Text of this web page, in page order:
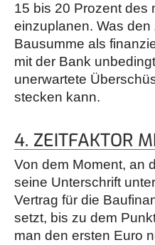
15 bis 20 Prozent des
einzuplanen. Was
Bausumme als
mit der Bank
unerwartete
stecken kann.
4. ZEITFAKTOR
Von dem Moment, an
seine Unterschrift
Vertrag für die
setzt, bis zu dem
man den ersten Euro